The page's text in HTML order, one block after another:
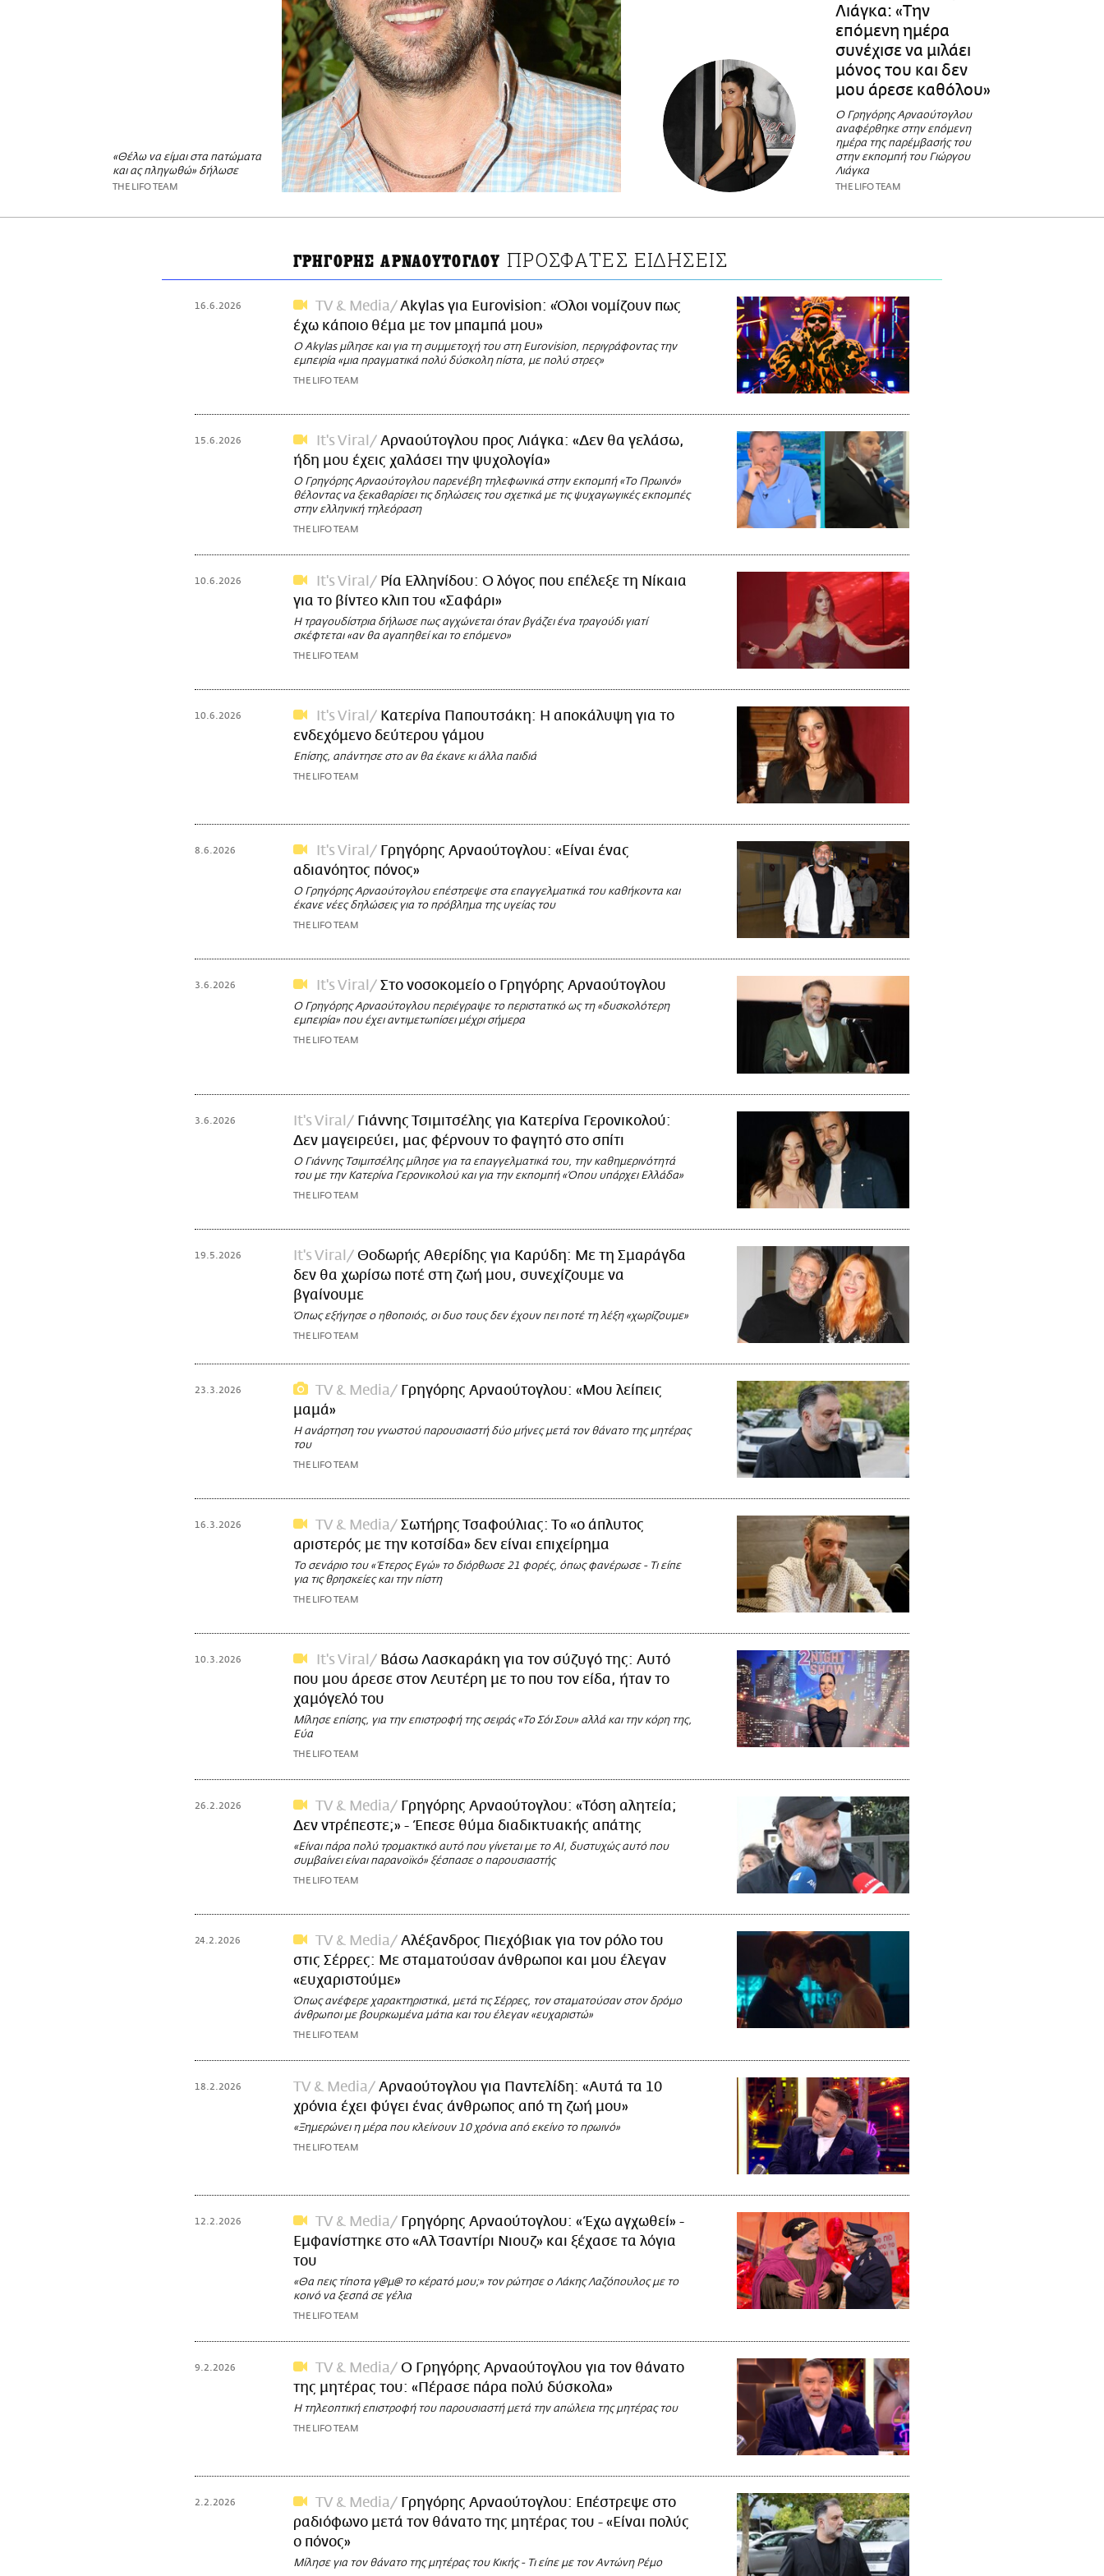
«Θέλω να είμαι στα πατώματα
και ας πληγωθώ» δήλωσε
THE LIFO TEAM
Λιάγκα: «Την
επόμενη ημέρα
συνέχισε να μιλάει
μόνος του και δεν
μου άρεσε καθόλου»
Ο Γρηγόρης Αρναούτογλου
αναφέρθηκε στην επόμενη
ημέρα της παρέμβασής του
στην εκπομπή του Γιώργου
Λιάγκα
THE LIFO TEAM
ΓΡΗΓΟΡΗΣ ΑΡΝΑΟΥΤΟΓΛΟΥ ΠΡΟΣΦΑΤΕΣ ΕΙΔΗΣΕΙΣ
16.6.2026 TV & Media
Akylas για Eurovision: «Όλοι νομίζουν πως
έχω κάποιο θέμα με τον μπαμπά μου»
Ο Akylas μίλησε και για τη συμμετοχή του στη Eurovision, περιγράφοντας την
εμπειρία «μια πραγματικά πολύ δύσκολη πίστα, με πολύ στρες»
THE LIFO TEAM
15.6.2026 It's Viral
Αρναούτογλου προς Λιάγκα: «Δεν θα γελάσω,
ήδη μου έχεις χαλάσει την ψυχολογία»
Ο Γρηγόρης Αρναούτογλου παρενέβη τηλεφωνικά στην εκπομπή «Το Πρωινό»
θέλοντας να ξεκαθαρίσει τις δηλώσεις του σχετικά με τις ψυχαγωγικές εκπομπές
στην ελληνική τηλεόραση
THE LIFO TEAM
10.6.2026 It's Viral
Ρία Ελληνίδου: Ο λόγος που επέλεξε τη Νίκαια
για το βίντεο κλιπ του «Σαφάρι»
Η τραγουδίστρια δήλωσε πως αγχώνεται όταν βγάζει ένα τραγούδι γιατί
σκέφτεται «αν θα αγαπηθεί και το επόμενο»
THE LIFO TEAM
10.6.2026 It's Viral
Κατερίνα Παπουτσάκη: Η αποκάλυψη για το
ενδεχόμενο δεύτερου γάμου
Επίσης, απάντησε στο αν θα έκανε κι άλλα παιδιά
THE LIFO TEAM
8.6.2026 It's Viral
Γρηγόρης Αρναούτογλου: «Είναι ένας
αδιανόητος πόνος»
Ο Γρηγόρης Αρναούτογλου επέστρεψε στα επαγγελματικά του καθήκοντα και
έκανε νέες δηλώσεις για το πρόβλημα της υγείας του
THE LIFO TEAM
3.6.2026 It's Viral Στο νοσοκομείο ο Γρηγόρης Αρναούτογλου
O Γρηγόρης Αρναούτογλου περιέγραψε το περιστατικό ως τη «δυσκολότερη
εμπειρία» που έχει αντιμετωπίσει μέχρι σήμερα
THE LIFO TEAM
3.6.2026 It's Viral
Γιάννης Τσιμιτσέλης για Κατερίνα Γερονικολού:
Δεν μαγειρεύει, μας φέρνουν το φαγητό στο σπίτι
Ο Γιάννης Τσιμιτσέλης μίλησε για τα επαγγελματικά του, την καθημερινότητά
του με την Κατερίνα Γερονικολού και για την εκπομπή «Όπου υπάρχει Ελλάδα»
THE LIFO TEAM
19.5.2026 It's Viral
Θοδωρής Αθερίδης για Καρύδη: Με τη Σμαράγδα
δεν θα χωρίσω ποτέ στη ζωή μου, συνεχίζουμε να
βγαίνουμε
Όπως εξήγησε ο ηθοποιός, οι δυο τους δεν έχουν πει ποτέ τη λέξη «χωρίζουμε»
THE LIFO TEAM
23.3.2026 TV & Media
Γρηγόρης Αρναούτογλου: «Μου λείπεις
μαμά»
Η ανάρτηση του γνωστού παρουσιαστή δύο μήνες μετά τον θάνατο της μητέρας
του
THE LIFO TEAM
16.3.2026 TV & Media
Σωτήρης Τσαφούλιας: Το «ο άπλυτος
αριστερός με την κοτσίδα» δεν είναι επιχείρημα
Το σενάριο του «Έτερος Εγώ» το διόρθωσε 21 φορές, όπως φανέρωσε - Τι είπε
για τις θρησκείες και την πίστη
THE LIFO TEAM
10.3.2026 It's Viral
Βάσω Λασκαράκη για τον σύζυγό της: Αυτό
που μου άρεσε στον Λευτέρη με το που τον είδα, ήταν το
χαμόγελό του
Μίλησε επίσης, για την επιστροφή της σειράς «Το Σόι Σου» αλλά και την κόρη της,
Εύα
THE LIFO TEAM
26.2.2026 TV & Media
Γρηγόρης Αρναούτογλου: «Τόση αλητεία;
Δεν ντρέπεστε;» - Έπεσε θύμα διαδικτυακής απάτης
«Είναι πάρα πολύ τρομακτικό αυτό που γίνεται με το AI, δυστυχώς αυτό που
συμβαίνει είναι παρανοϊκό» ξέσπασε ο παρουσιαστής
THE LIFO TEAM
24.2.2026 TV & Media
Αλέξανδρος Πιεχόβιακ για τον ρόλο του
στις Σέρρες: Με σταματούσαν άνθρωποι και μου έλεγαν
«ευχαριστούμε»
Όπως ανέφερε χαρακτηριστικά, μετά τις Σέρρες, τον σταματούσαν στον δρόμο
άνθρωποι με βουρκωμένα μάτια και του έλεγαν «ευχαριστώ»
THE LIFO TEAM
18.2.2026 TV & Media
Αρναούτογλου για Παντελίδη: «Αυτά τα 10
χρόνια έχει φύγει ένας άνθρωπος από τη ζωή μου»
«Ξημερώνει η μέρα που κλείνουν 10 χρόνια από εκείνο το πρωινό»
THE LIFO TEAM
12.2.2026 TV & Media
Γρηγόρης Αρναούτογλου: «Έχω αγχωθεί» -
Εμφανίστηκε στο «Αλ Τσαντίρι Νιουζ» και ξέχασε τα λόγια
του
«Θα πεις τίποτα γ@μ@ το κέρατό μου;» τον ρώτησε ο Λάκης Λαζόπουλος με το
κοινό να ξεσπά σε γέλια
THE LIFO TEAM
9.2.2026 TV & Media
Ο Γρηγόρης Αρναούτογλου για τον θάνατο
της μητέρας του: «Πέρασε πάρα πολύ δύσκολα»
Η τηλεοπτική επιστροφή του παρουσιαστή μετά την απώλεια της μητέρας του
THE LIFO TEAM
2.2.2026 TV & Media
Γρηγόρης Αρναούτογλου: Επέστρεψε στο
ραδιόφωνο μετά τον θάνατο της μητέρας του - «Είναι πολύς
ο πόνος»
Μίλησε για τον θάνατο της μητέρας του Κικής - Τι είπε με τον Αντώνη Ρέμο